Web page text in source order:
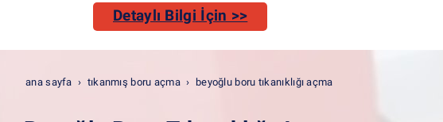
Detaylı Bilgi İçin >>
ana sayfa tıkanmış boru açma beyoğlu boru tıkanıklığı açma